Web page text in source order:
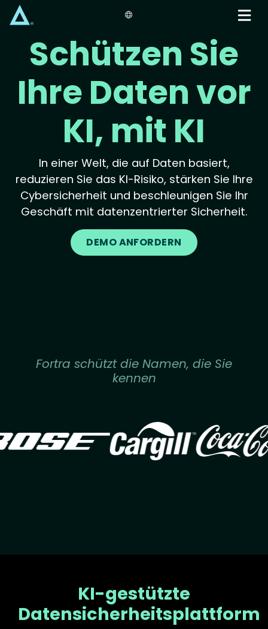
content
Schützen Sie
Ihre Daten vor
KI, mit KI
In einer Welt, die auf Daten basiert,
reduzieren Sie das KI-Risiko, stärken Sie Ihre
Cybersicherheit und beschleunigen Sie Ihr
Geschäft mit datenzentrierter Sicherheit.
DEMO ANFORDERN
Fortra schützt die Namen, die Sie
kennen
Image
KI-gestützte
Datensicherheitsplattform